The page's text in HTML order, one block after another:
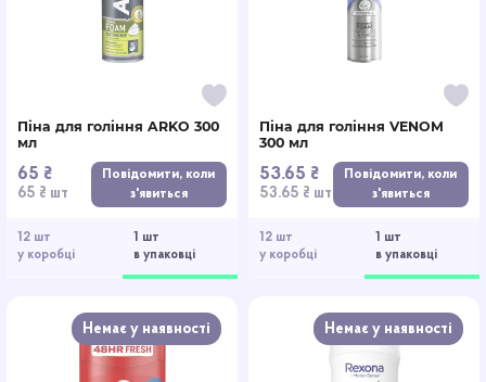
12 шт
у коробці
1 шт
в упаковці
Піна для гоління ARKO 300
мл
65 ₴
65 ₴ шт
Повідомити, коли
з'явиться
12 шт
у коробці
1 шт
в упаковці
Піна для гоління VENOM
300 мл
53.65 ₴
53.65 ₴ шт
Повідомити, коли
з'явиться
Немає у наявності Немає у наявності